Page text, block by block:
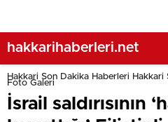
hakkarihaberleri.net
Hakkari Son Dakika Haberleri
Foto Galeri
İsrail saldırısının